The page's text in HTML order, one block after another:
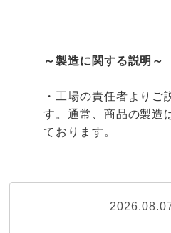
～製造に関する説明～
・工場の責任者よりご
す。通常、商品の製造
ております。